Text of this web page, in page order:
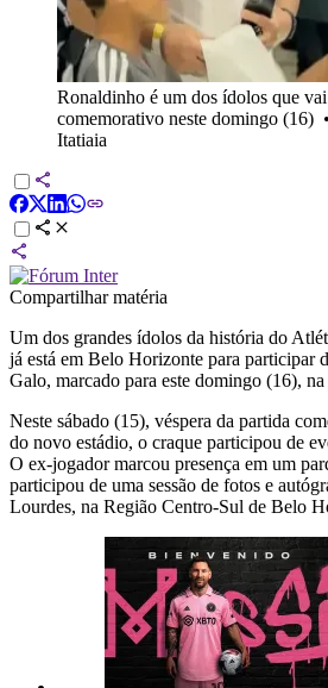
Ronaldinho é um dos ídolos que
comemorativo neste domingo (16) •
Itatiaia
Compartilhar matéria
Um dos grandes ídolos da história do
já está em Belo Horizonte para participar
Galo, marcado para este domingo (16),
Neste sábado (15), véspera da partida
do novo estádio, o craque participou de
O ex-jogador marcou presença em um
participou de uma sessão de fotos e
Lourdes, na Região Centro-Sul de Belo